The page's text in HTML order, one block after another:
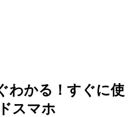
わかる！すぐに使
スマホ